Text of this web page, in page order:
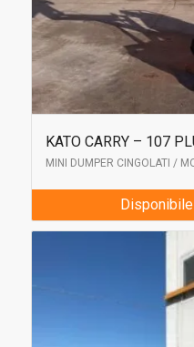
KATO CARRY – 107
MINI DUMPER CINGOLATI /